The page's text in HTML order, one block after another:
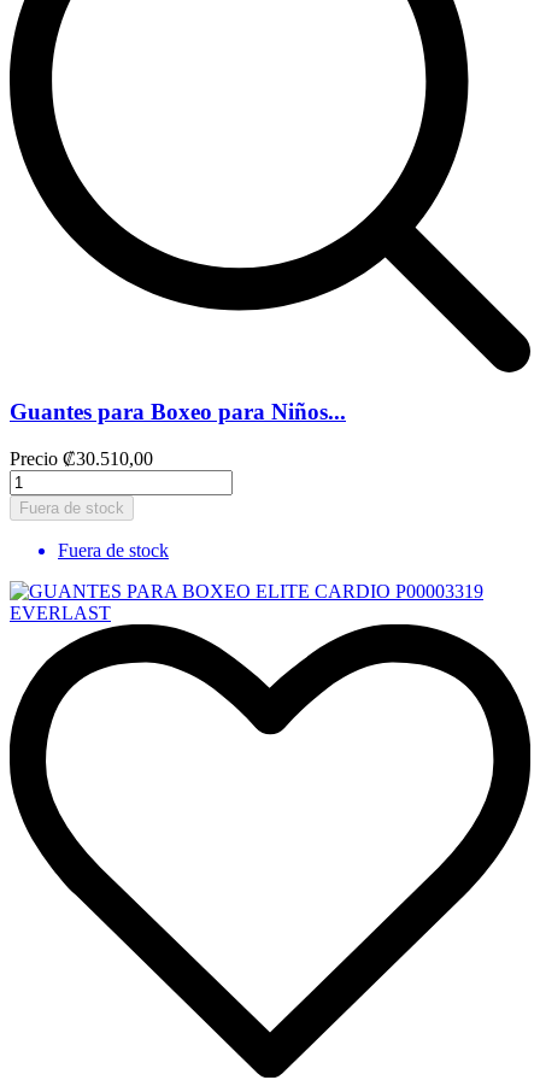
Guantes para Boxeo para Niños...
Precio ₡30.510,00
Fuera de stock
Fuera de stock